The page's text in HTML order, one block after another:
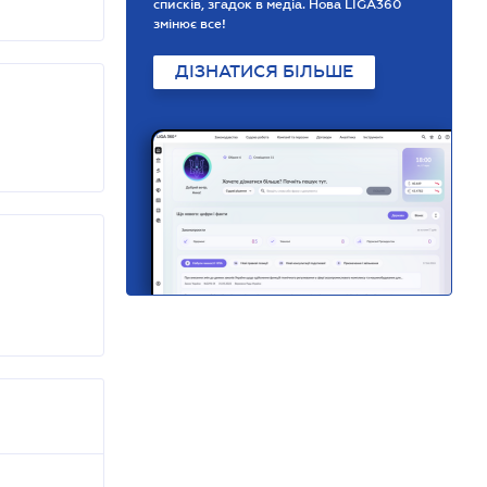
списків, згадок в медіа. Нова LIGA360
змінює все!
ДІЗНАТИСЯ БІЛЬШЕ